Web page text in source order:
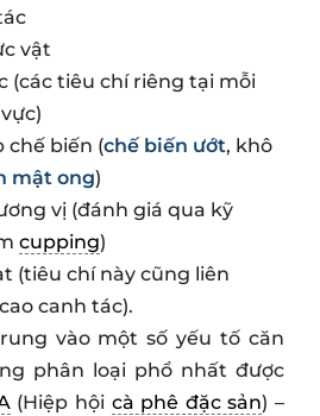
vật
(các tiêu chí riêng tại mỗi
chế biến (chế biến ướt, khô
mật ong)
vị (đánh giá qua kỹ
cupping)
(tiêu chí này cũng liên
canh tác).
vào một số yếu tố căn
phân loại phổ nhất được
(Hiệp hội cà phê đặc sản) –